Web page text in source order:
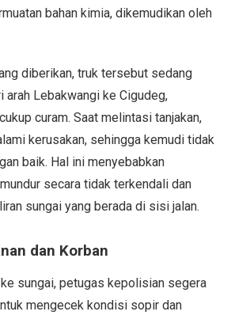
bahan kimia, dikemudikan oleh
diberikan, truk tersebut sedang
arah Lebakwangi ke Cigudeg,
curam. Saat melintasi tanjakan,
kerusakan, sehingga kemudi tidak
baik. Hal ini menyebabkan
secara tidak terkendali dan
sungai yang berada di sisi jalan.
dan Korban
sungai, petugas kepolisian segera
mengecek kondisi sopir dan